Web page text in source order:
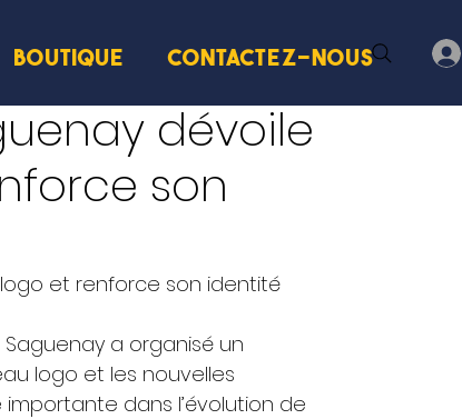
BOUTIQUE Contactez-nous
dévoile
son
et renforce son identité
a organisé un
logo et les nouvelles
dans l’évolution de